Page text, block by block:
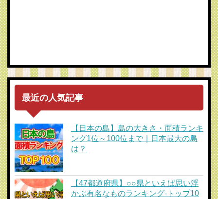
最近の人気記事
【日本の島】島の大きさ・面積ランキ
ング1位～100位まで｜日本最大の島
は？
【47都道府県】○○県といえば思い浮
かぶ有名なものランキング-トップ10